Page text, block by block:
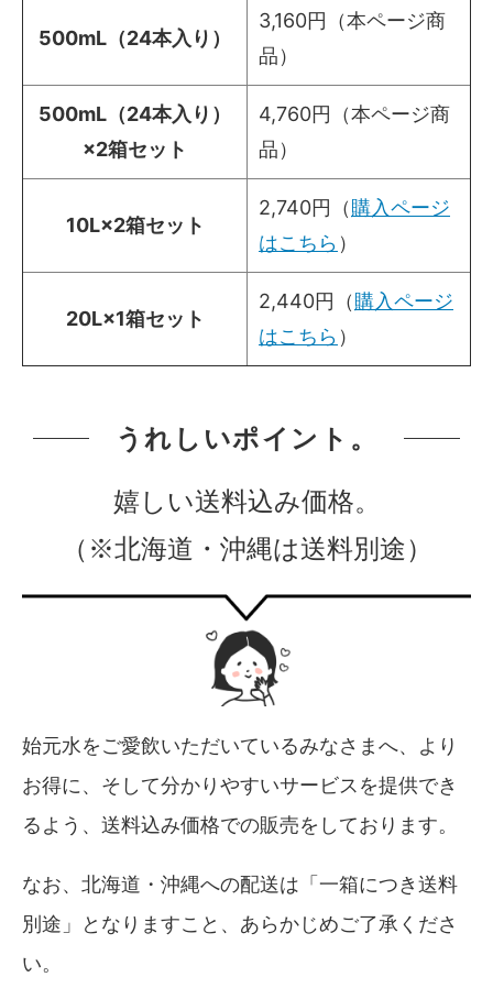
500mL（24本入り）
3,160円（本ページ商
品）
500mL（24本入り）
×2箱セット
4,760円（本ページ商
品）
10L×2箱セット
2,740円（購入ページ
はこちら ）
20L×1箱セット
2,440円（購入ページ
はこちら ）
うれしいポイント。
嬉しい送料込み価格。
（※北海道・沖縄は送料別途）
始元水をご愛飲いただいているみなさまへ、より
お得に、そして分かりやすいサービスを提供でき
るよう、送料込み価格での販売をしております。
なお、北海道・沖縄への配送は「一箱につき送料
別途」となりますこと、あらかじめご了承くださ
い。